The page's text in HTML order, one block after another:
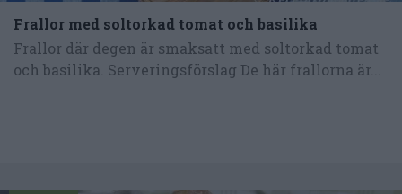
Frallor med soltorkad tomat och basilika
Frallor där degen är smaksatt med soltorkad tomat
och basilika. Serveringsförslag De här frallorna är...